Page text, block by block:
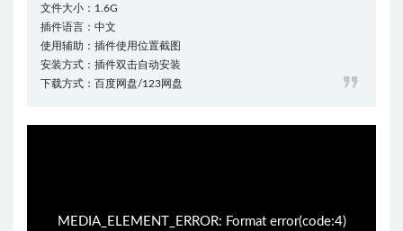
文件大小：1.6G
插件语言：中文
使用辅助：插件使用位置截图
安装方式：插件双击自动安装
下载方式：百度网盘/123网盘
MEDIA_ELEMENT_ERROR: Format error(code:4)